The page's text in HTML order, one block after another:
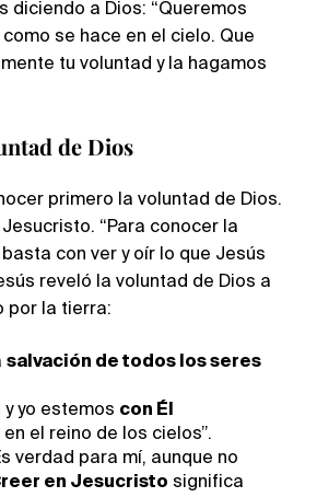
diciendo a Dios: “Queremos
se hace en el cielo. Que
tu voluntad y la hagamos
de Dios
primero la voluntad de Dios.
“Para conocer la
con ver y oír lo que Jesús
reveló la voluntad de Dios a
por la tierra:
salvación de todos los seres
y yo estemos con Él
en el reino de los cielos”.
verdad para mí, aunque no
en Jesucristo significa